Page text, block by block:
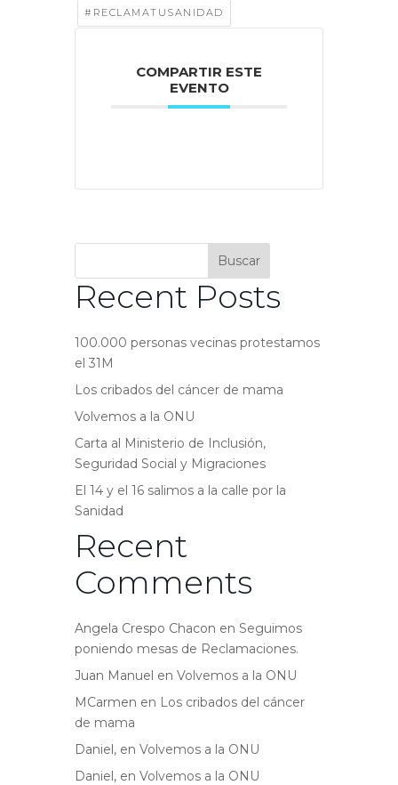
#RECLAMATUSANIDAD
COMPARTIR ESTE
EVENTO
Buscar
Recent Posts
100.000 personas vecinas protestamos
el 31M
Los cribados del cáncer de mama
Volvemos a la ONU
Carta al Ministerio de Inclusión,
Seguridad Social y Migraciones
El 14 y el 16 salimos a la calle por la
Sanidad
Recent
Comments
Angela Crespo Chacon en Seguimos
poniendo mesas de Reclamaciones.
Juan Manuel en Volvemos a la ONU
MCarmen en Los cribados del cáncer
de mama
Daniel, en Volvemos a la ONU
Daniel, en Volvemos a la ONU